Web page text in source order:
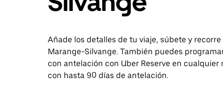
Añade los detalles de tu viaje, súbete y recorre
Marange-Silvange. También puedes
con antelación con Uber Reserve en cualquier
con hasta 90 días de antelación.